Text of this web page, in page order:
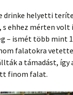
drinke helyetti
ehhez mérten volt
– ismét több mint
falatokra
a támadást, így
finom falat.